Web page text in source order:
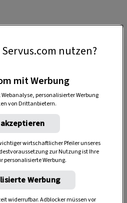
– Bodensee
nutzen?
mit Werbung
personalisierter Werbung
von Drittanbietern.
wirtschaftlicher Pfeiler unseres
zur Nutzung ist Ihre
personalisierte Werbung.
Werbung
widerrufbar. Adblocker müssen vor